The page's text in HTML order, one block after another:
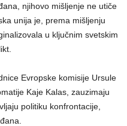
njihovo mišljenje ne utiče
unija je, prema mišljenju
u ključnim svetskim
Evropske komisije Ursule
Kaje Kalas, zauzimaju
politiku konfrontacije,